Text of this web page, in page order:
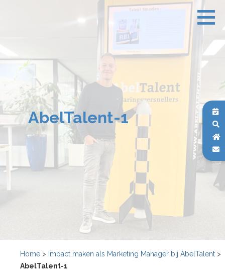
AbelTalent-1
Home > Impact maken als Marketing Manager bij AbelTalent >
AbelTalent-1